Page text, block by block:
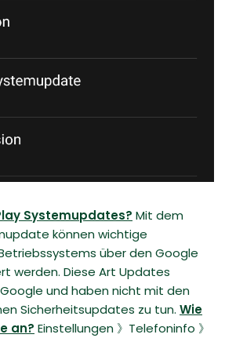
Systemupdates? Mit dem
können wichtige
über den Google
werden. Diese Art Updates
und haben nicht mit den
Sicherheitsupdates zu tun. Wie
an? Einstellungen 》Telefoninfo 》